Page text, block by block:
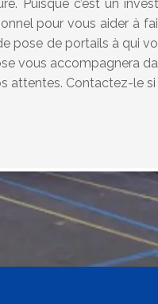
Puisque c’est un
pour vous aider à
pose de portails à qui
vous accompagnera
attentes. Contactez-le